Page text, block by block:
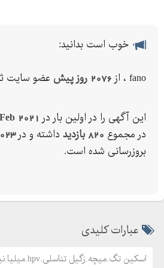
طریقه مصرف:
پوست وارد نشود سپس روی موضع گاز
_____________________________
حداقل موضع را میتوان با یک کپسول
_____________________________
محتوای بسته:
دو عدد ژل آنتی فریز هرکدام ml
یک عدد پراب اسپری
خوب است بدانید:
fano ، از 2076 روز پیش عضو سایت
این آگهی را در اولین بار در 2021
در مجموع 820 بازدید داشته و در
بروزرسانی شده است.
عبارات کلیدی
اسکین تگ.میچه.زگیل تناسلی.hpv.میلیا.نیتروکسی.